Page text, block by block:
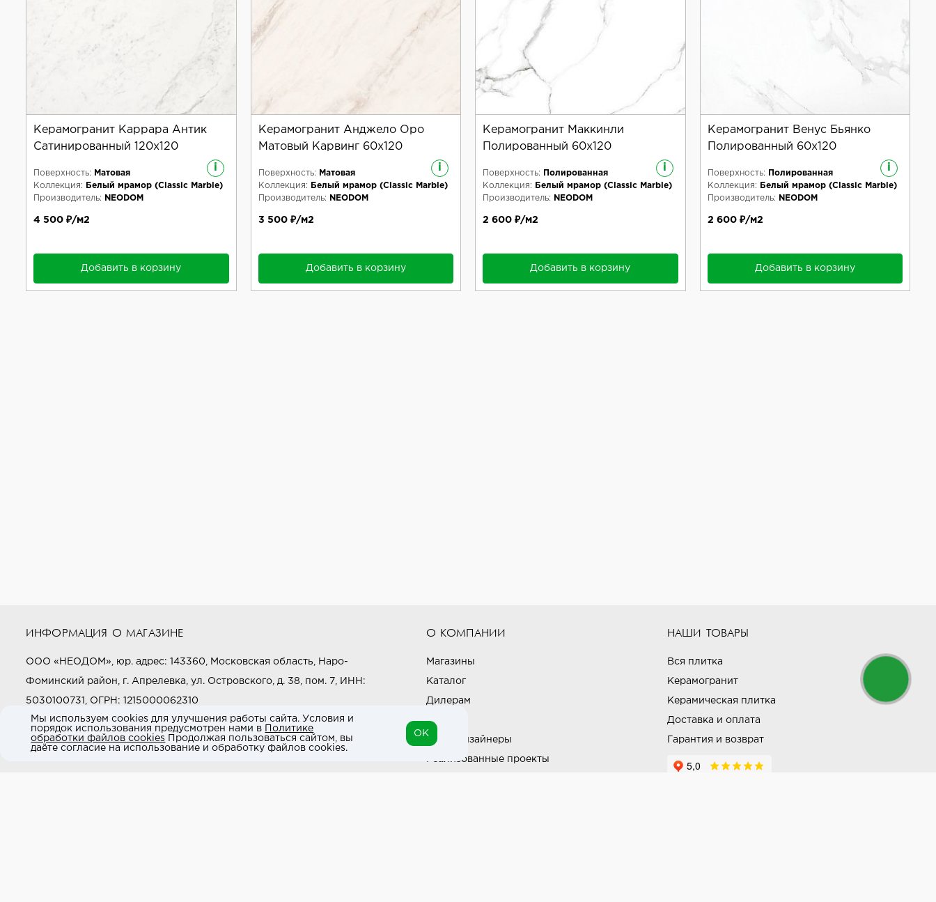
Керамогранит Каррара Антик
Сатинированный 120x120
i
Поверхность:
Матовая
Коллекция:
Белый мрамор (Classic Marble)
Производитель:
NEODOM
4 500 ₽/м2
Добавить в корзину
Керамогранит Анджело Оро
Матовый Карвинг 60x120
i
Поверхность:
Матовая
Коллекция:
Белый мрамор (Classic Marble)
Производитель:
NEODOM
3 500 ₽/м2
Добавить в корзину
Керамогранит Маккинли
Полированный 60x120
i
Поверхность:
Полированная
Коллекция:
Белый мрамор (Classic Marble)
Производитель:
NEODOM
2 600 ₽/м2
Добавить в корзину
Керамогранит Венус Бьянко
Полированный 60x120
i
Поверхность:
Полированная
Коллекция:
Белый мрамор (Classic Marble)
Производитель:
NEODOM
2 600 ₽/м2
Добавить в корзину
ИНФОРМАЦИЯ О МАГАЗИНЕ
ООО «НЕОДОМ», юр. адрес: 143360, Московская область, Наро-
Фоминский район, г. Апрелевка, ул. Островского, д. 38, пом. 7, ИНН:
5030100731, ОГРН: 1215000062310
Звоните нам:+7 (800) 505-97-97
E-mail: market@neodom.ru
О КОМПАНИИ
Магазины
Каталог
Дилерам
Блог
Наши дизайнеры
Реализованные проекты
НАШИ ТОВАРЫ
Вся плитка
Керамогранит
Керамическая плитка
Доставка и оплата
Гарантия и возврат
Мы используем cookies для улучшения работы сайта. Условия и
порядок использования предусмотрен нами в
Политике
обработки файлов cookies Продолжая пользоваться сайтом, вы
даёте согласие на использование и обработку файлов cookies.
OK